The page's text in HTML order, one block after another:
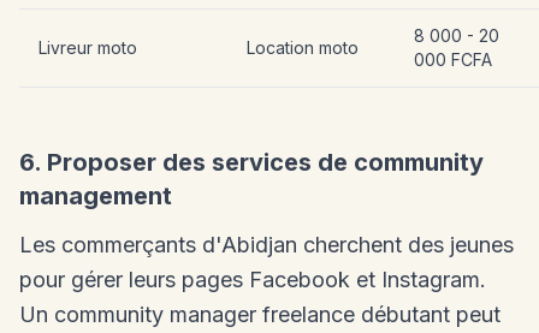
Livreur moto Location moto
8 000 - 20
000 FCFA
6. Proposer des services de community
management
Les commerçants d'Abidjan cherchent des jeunes
pour gérer leurs pages Facebook et Instagram.
Un community manager freelance débutant peut